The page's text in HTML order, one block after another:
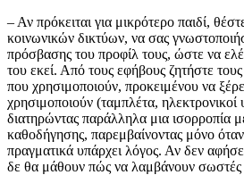
– Αν πρόκειται για μικρότερο παιδί,
κοινωνικών δικτύων, να σας
πρόσβασης του προφίλ τους, ώστε να
του εκεί. Από τους εφήβους ζητήστε
που χρησιμοποιούν, προκειμένου να
χρησιμοποιούν (ταμπλέτα, ηλεκτρονικοί
διατηρώντας παράλληλα μια ισορροπία
καθοδήγησης, παρεμβαίνοντας μόνο
πραγματικά υπάρχει λόγος. Αν δεν
δε θα μάθουν πώς να λαμβάνουν σωστές